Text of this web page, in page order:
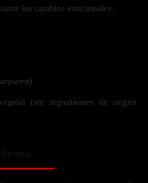
los cambios estacionales.
(sin ingredientes de origen